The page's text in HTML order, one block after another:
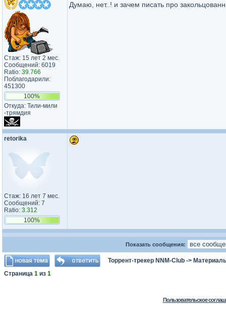
Стаж: 15 лет 2 мес.
Сообщений: 6019
Ratio: 39.766
Поблагодарили:
451300
100%
Откуда: Тили-мили​
-трямдия​
Думаю, нет..! и зачем писать про
retorika
Стаж: 16 лет 7 мес.
Сообщений: 7
Ratio: 3.312
100%
Показать сообщения:
Торрент-трекер NNM-Club ->
Страница 1 из 1
Пользовательское